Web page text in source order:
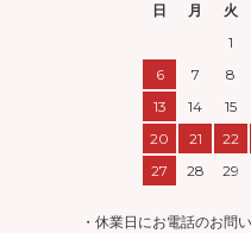
日
月 火
1
6
7 8
13
14 15
20
21 22
27
28 29
・休業日にお電話のお問